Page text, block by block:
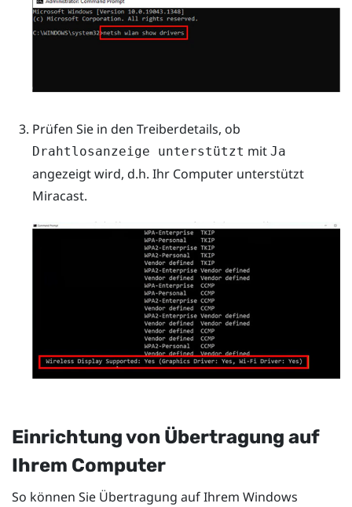
Prüfen Sie in den Treiberdetails, ob
Drahtlosanzeige unterstützt mit Ja
angezeigt wird, d.h. Ihr Computer unterstützt
Miracast.
Einrichtung von Übertragung auf
Ihrem Computer
So können Sie Übertragung auf Ihrem Windows